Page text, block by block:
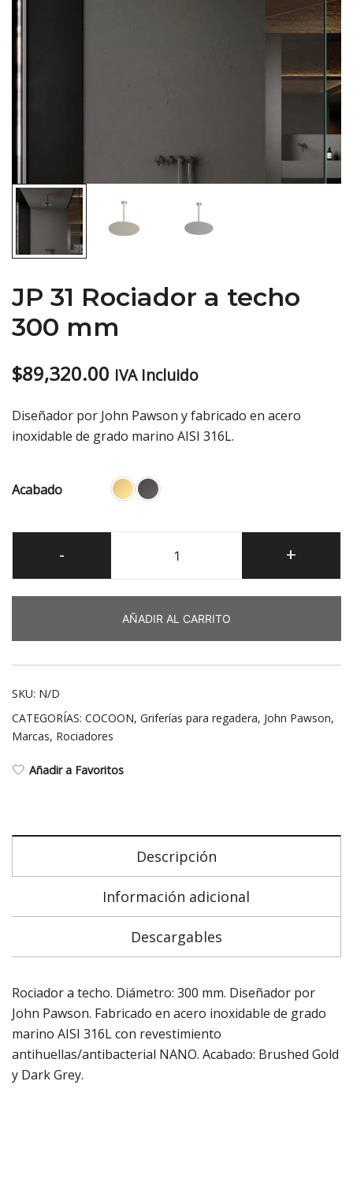
JP 31 Rociador a techo
300 mm
$89,320.00 IVA Incluido
Diseñador por John Pawson y fabricado en acero
inoxidable de grado marino AISI 316L.
Acabado
-
31
techo
300
mm
+
AÑADIR AL CARRITO
SKU: N/D
CATEGORÍAS: COCOON, Griferías para regadera, John Pawson,
Marcas, Rociadores
Añadir a Favoritos
Descripción
Información adicional
Descargables
Rociador a techo. Diámetro: 300 mm. Diseñador por
John Pawson. Fabricado en acero inoxidable de grado
marino AISI 316L con revestimiento
antihuellas/antibacterial NANO. Acabado: Brushed Gold
y Dark Grey.